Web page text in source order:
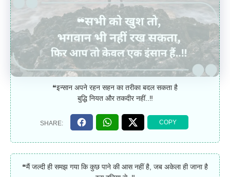
❝इन्सान अपने रहन सहन का तरीका बदल सकता है
बुद्धि नियत और तकदीर नहीं..‼
❝मैं जल्दी ही समझ गया कि कुछ पाने की आस नहीं है, जब अकेला ही जाना है